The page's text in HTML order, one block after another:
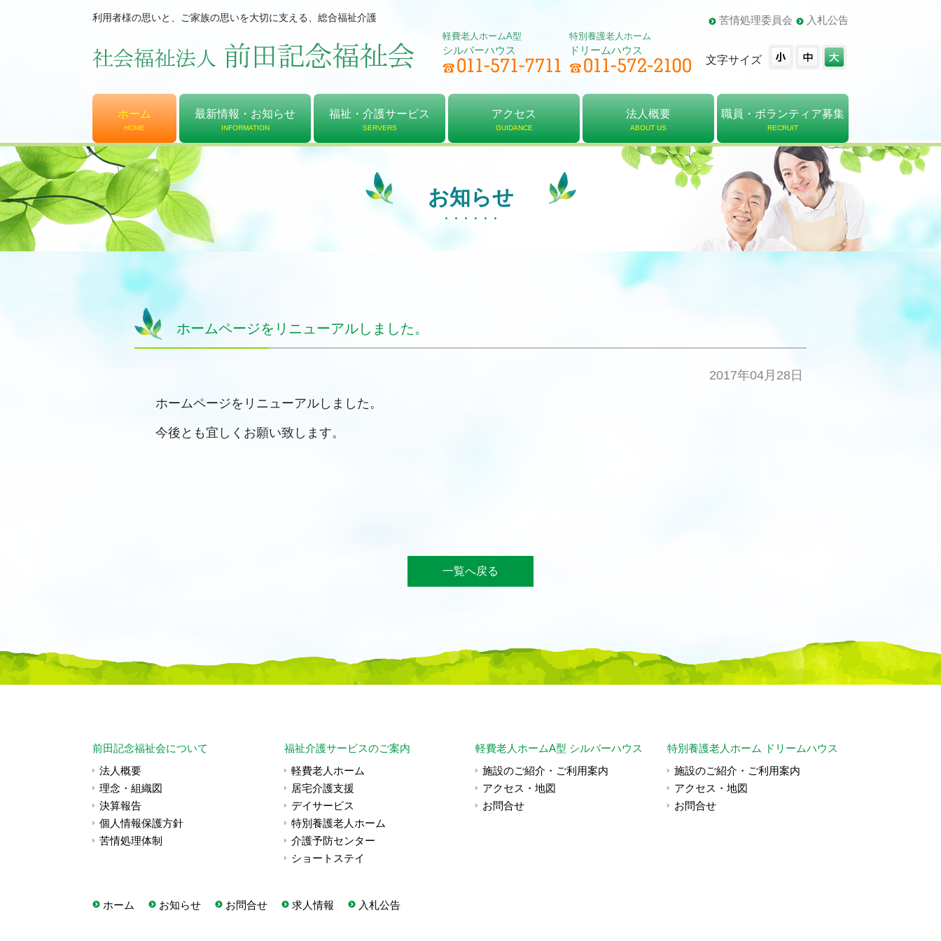
利用者様の思いと、ご家族の思いを大切に支える、総合福祉介護 苦情処理委員会 入札公告
軽費老人ホームA型
シルバーハウス
特別養護老人ホーム
ドリームハウス
文字サイズ
ホーム
HOME
最新情報・お知らせ
INFORMATION
福祉・介護サービス
SERVERS
アクセス
GUIDANCE
法人概要
ABOUT US
法人概要
理念・組織図
決算報告書
職員・ボランティア募集
RECRUIT
お知らせ
ホームページをリニューアルしました。
2017年04月28日
ホームページをリニューアルしました。
今後とも宜しくお願い致します。
一覧へ戻る
前田記念福祉会について
法人概要
理念・組織図
決算報告
個人情報保護方針
苦情処理体制
福祉介護サービスのご案内
軽費老人ホーム
居宅介護支援
デイサービス
特別養護老人ホーム
介護予防センター
ショートステイ
軽費老人ホームA型 シルバーハウス
施設のご紹介・ご利用案内
アクセス・地図
お問合せ
特別養護老人ホーム ドリームハウス
施設のご紹介・ご利用案内
アクセス・地図
お問合せ
ホーム お知らせ お問合せ 求人情報 入札公告